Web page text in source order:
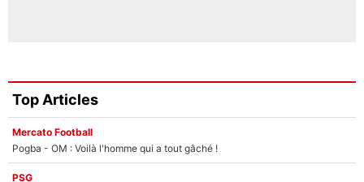
Top Articles
Mercato Football
Pogba - OM : Voilà l'homme qui a tout gâché !
PSG